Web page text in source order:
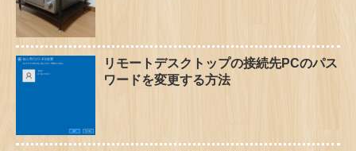
リモートデスクトップの接続先PCのパス
ワードを変更する方法